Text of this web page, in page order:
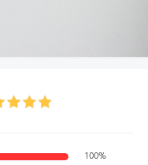
100%